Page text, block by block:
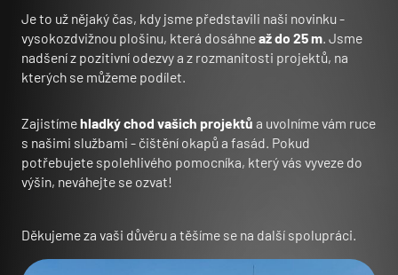
Je to už nějaký čas, kdy jsme představili naši novinku -
vysokozdvižnou plošinu, která dosáhneaž do 25 m. Jsme
nadšení z pozitivní odezvy a z rozmanitosti projektů, na
kterých se můžeme podílet.
Zajistímehladký chod vašich projektů a uvolníme vám ruce
s našimi službami - čištění okapů a fasád. Pokud
potřebujete spolehlivého pomocníka, který vás vyveze do
výšin, neváhejte se ozvat!
Děkujeme za vaši důvěru a těšíme se na další spolupráci.